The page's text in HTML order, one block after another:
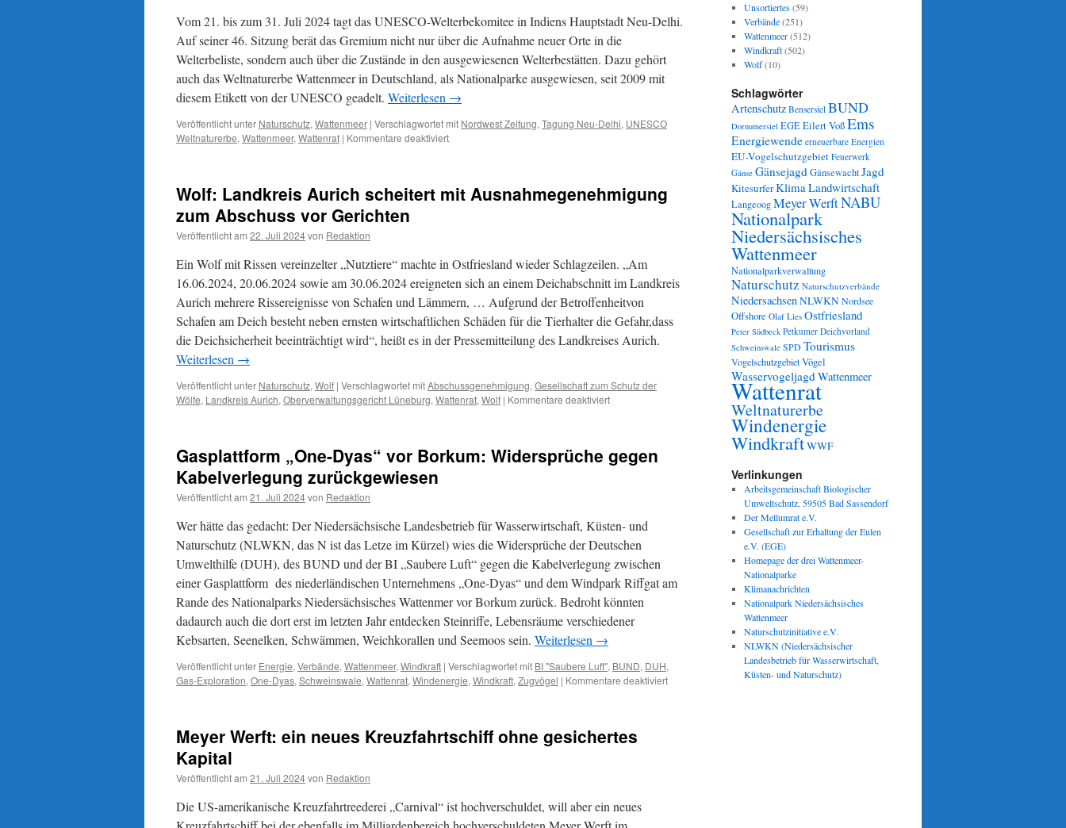
Wolf
von
Vom 21. bis zum 31. Juli 2024 tagt das UNESCO-Welterbekomitee in Indiens Hauptstadt Neu-Delhi.
Auf seiner 46. Sitzung berät das Gremium nicht nur über die Aufnahme neuer Orte in die
Welterbeliste, sondern auch über die Zustände in den ausgewiesenen Welterbestätten. Dazu gehört
auch das Weltnaturerbe Wattenmeer in Deutschland, als Nationalparke ausgewiesen, seit 2009 mit
diesem Etikett von der UNESCO geadelt. Weiterlesen →
Veröffentlicht unter Naturschutz, Wattenmeer | Verschlagwortet mit Nordwest Zeitung, Tagung Neu-Delhi, UNESCO
Weltnaturerbe, Wattenmeer, Wattenrat | Kommentare deaktiviertfür
in
auf
dem
Wolf: Landkreis Aurich scheitert mit Ausnahmegenehmigung
zum Abschuss vor Gerichten
Veröffentlicht am 22. Juli 2024von Redaktion
Ein Wolf mit Rissen vereinzelter „Nutztiere“ machte in Ostfriesland wieder Schlagzeilen. „Am
16.06.2024, 20.06.2024 sowie am 30.06.2024 ereigneten sich an einem Deichabschnitt im Landkreis
Aurich mehrere Rissereignisse von Schafen und Lämmern, … Aufgrund der Betroffenheitvon
Schafen am Deich besteht neben ernsten wirtschaftlichen Schäden für die Tierhalter die Gefahr,dass
die Deichsicherheit beeinträchtigt wird“, heißt es in der Pressemitteilung des Landkreises Aurich.
Weiterlesen →
Veröffentlicht unter Naturschutz, Wolf | Verschlagwortet mitAbschussgenehmigung, Gesellschaft zum Schutz der
Wölfe, Landkreis Aurich, Oberverwaltungsgericht Lüneburg, Wattenrat, Wolf | Kommentare deaktiviertfür
scheitert
mit
vor
Gerichten
Gasplattform „One-Dyas“ vor Borkum: Widersprüche gegen
Kabelverlegung zurückgewiesen
Veröffentlicht am 21. Juli 2024von Redaktion
Wer hätte das gedacht: Der Niedersächsische Landesbetrieb für Wasserwirtschaft, Küsten- und
Naturschutz (NLWKN, das N ist das Letze im Kürzel) wies die Widersprüche der Deutschen
Umwelthilfe (DUH), des BUND und der BI „Saubere Luft“ gegen die Kabelverlegung zwischen
einer Gasplattform des niederländischen Unternehmens „One-Dyas“ und dem Windpark Riffgat am
Rande des Nationalparks Niedersächsisches Wattenmer vor Borkum zurück. Bedroht könnten
dadaurch auch die dort erst im letzten Jahr entdecken Steinriffe, Lebensräume verschiedener
Kebsarten, Seenelken, Schwämmen, Weichkorallen und Seemoos sein. Weiterlesen →
Veröffentlicht unter Energie, Verbände, Wattenmeer, Windkraft | Verschlagwortet mit BI "Saubere Luft", BUND, DUH,
Gas-Exploration, One-Dyas, Schweinswale, Wattenrat, Windenergie, Windkraft, Zugvögel | Kommentare deaktiviertfür
Meyer Werft: ein neues Kreuzfahrtschiff ohne gesichertes
Kapital
Veröffentlicht am 21. Juli 2024von Redaktion
Die US-amerikanische Kreuzfahrtreederei „Carnival“ ist hochverschuldet, will aber ein neues
Unsortiertes(59)
Verbände(251)
Wattenmeer(512)
Windkraft(502)
Wolf(10)
Schlagwörter
Artenschutz Bensersiel BUND
Dornumersiel EGEEilert VoßEms
Energiewende erneuerbare Energien
EU-Vogelschutzgebiet Feuerwerk
Gänse GänsejagdGänsewachtJagd
KitesurferKlimaLandwirtschaft
LangeoogMeyer WerftNABU
Nationalpark
Niedersächsisches
Wattenmeer
Nationalparkverwaltung
Naturschutz Naturschutzverbände
NiedersachsenNLWKNNordsee
Offshore Olaf Lies Ostfriesland
Peter Südbeck Petkumer Deichvorland
Schweinswale SPDTourismus
VogelschutzgebietVögel
WasservogeljagdWattenmeer
Wattenrat
Weltnaturerbe
Windenergie
WindkraftWWF
Verlinkungen
Arbeitsgemeinschaft Biologischer
Umweltschutz, 59505 Bad Sassendorf
Der Mellumrat e.V.
Gesellschaft zur Erhaltung der Eulen
e.V. (EGE)
Homepage der drei Wattenmeer-
Nationalparke
Klimanachrichten
Nationalpark Niedersächsisches
Wattenmeer
Naturschutzinitiative e.V.
NLWKN (Niedersächsischer
Landesbetrieb für Wasserwirtschaft,
Küsten- und Naturschutz)